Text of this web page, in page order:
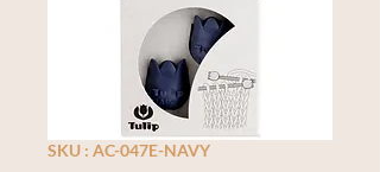
SKU : AC-047E-NAVY